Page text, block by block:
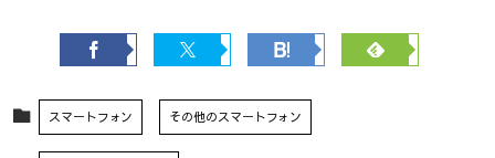
スマートフォン その他のスマートフォン